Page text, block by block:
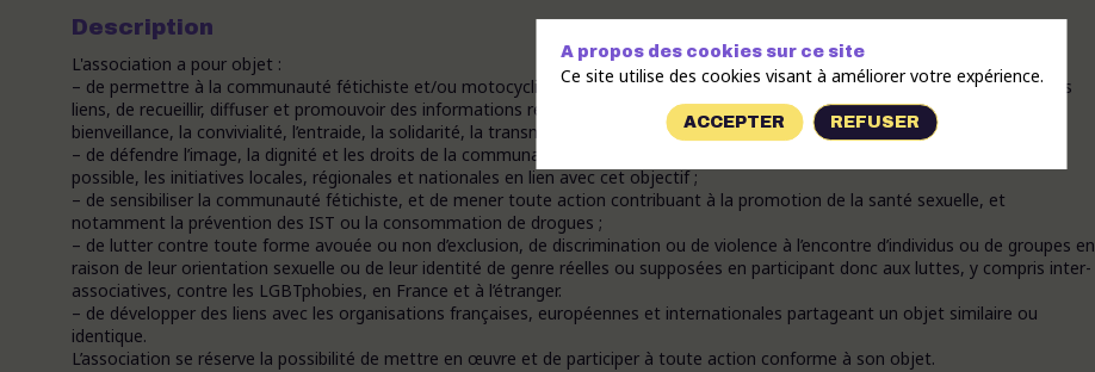
Description
L'association a pour objet :
– de permettre à la communauté fétichiste et/ou motocycliste homosexuelle de s’exprimer, d’échanger, de partager, de créer des
liens, de recueillir, diffuser et promouvoir des informations relatives aux pratiques sûres, saines et consensuelles, dans la
bienveillance, la convivialité, l’entraide, la solidarité, la transmission, le respect mutuel, le partage et la tolérance ;
– de défendre l’image, la dignité et les droits de la communauté fétichiste, notamment « cuir », et de structurer, autant que de
possible, les initiatives locales, régionales et nationales en lien avec cet objectif ;
– de sensibiliser la communauté fétichiste, et de mener toute action contribuant à la promotion de la santé sexuelle, et
notamment la prévention des IST ou la consommation de drogues ;
– de lutter contre toute forme avouée ou non d’exclusion, de discrimination ou de violence à l’encontre d’individus ou de groupes en
raison de leur orientation sexuelle ou de leur identité de genre réelles ou supposées en participant donc aux luttes, y compris inter-
associatives, contre les LGBTphobies, en France et à l’étranger.
– de développer des liens avec les organisations françaises, européennes et internationales partageant un objet similaire ou
identique.
L’association se réserve la possibilité de mettre en œuvre et de participer à toute action conforme à son objet.
A propos des cookies sur ce site
Ce site utilise des cookies visant à améliorer votre expérience.
ACCEPTER REFUSER